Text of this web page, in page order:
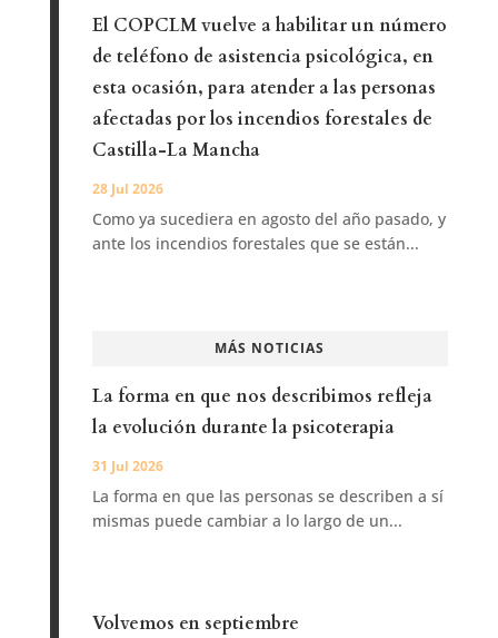
El COPCLM vuelve a habilitar un número
de teléfono de asistencia psicológica, en
esta ocasión, para atender a las personas
afectadas por los incendios forestales de
Castilla-La Mancha
28 Jul 2026
Como ya sucediera en agosto del año pasado, y
ante los incendios forestales que se están...
MÁS NOTICIAS
La forma en que nos describimos refleja
la evolución durante la psicoterapia
31 Jul 2026
La forma en que las personas se describen a sí
mismas puede cambiar a lo largo de un...
Volvemos en septiembre